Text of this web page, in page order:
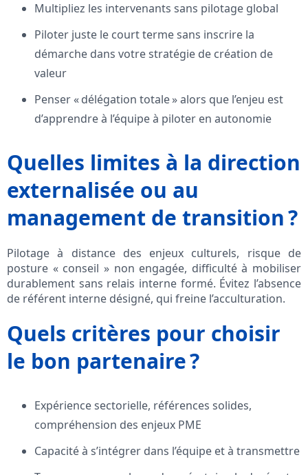
Multipliez les intervenants sans pilotage global
Piloter juste le court terme sans inscrire la
démarche dans votre stratégie de création de
valeur
Penser « délégation totale » alors que l’enjeu est
d’apprendre à l’équipe à piloter en autonomie
Quelles limites à la direction
externalisée ou au
management de transition ?
Pilotage à distance des enjeux culturels, risque de
posture « conseil » non engagée, difficulté à mobiliser
durablement sans relais interne formé. Évitez l’absence
de référent interne désigné, qui freine l’acculturation.
Quels critères pour choisir
le bon partenaire ?
Expérience sectorielle, références solides,
compréhension des enjeux PME
Capacité à s’intégrer dans l’équipe et à transmettre